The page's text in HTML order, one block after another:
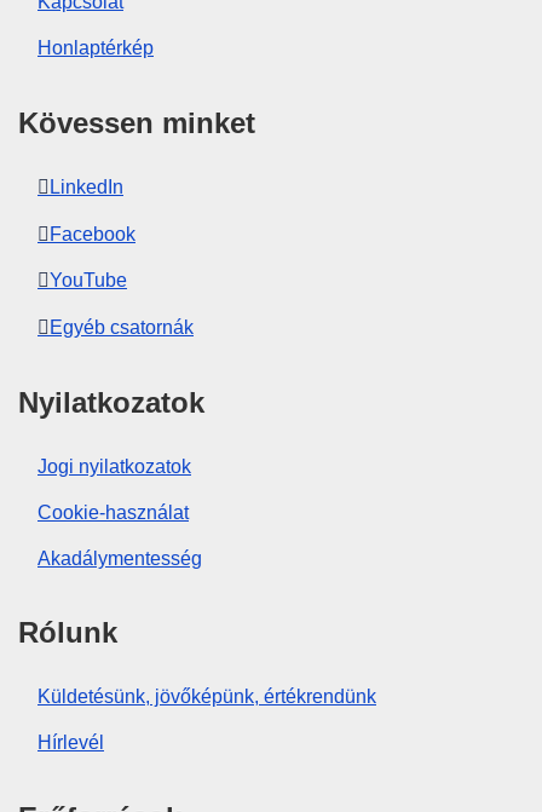
Honlaptérkép
Kövessen minket
LinkedIn
Facebook
YouTube
Egyéb csatornák
Nyilatkozatok
Jogi nyilatkozatok
Cookie-használat
Akadálymentesség
Rólunk
Küldetésünk, jövőképünk, értékrendünk
Hírlevél